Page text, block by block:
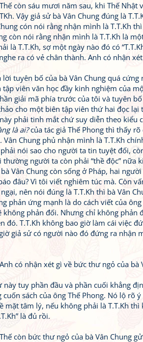
còn sáu mươi năm sau, khi Thế
Vậy giả sử bà Vân Chung đúng là
cón nói rằng nhận mình là T.T.Kh
còn nói rằng nhận mình là T.T.Kh là
là T.T.Kh, sợ một ngày nào đó có
ra có vẻ chân thành. Anh có nhận
tuyên bố của bà Vân Chung quá
tập viên văn học đầy kinh nghiệm của
giải mã phía trước của tôi và tuyên
cho một biên tập viên thứ hai đọc
phải tinh mắt chứ suy diễn theo kiểu
là ai?của tác giả Thế Phong thì thấy
Vân Chung phủ nhận mình là T.T.Kh
nói sao cho người ta tin tuyệt đối,
người ta còn phải “thề độc” nữa
bà Vân Chung còn sống ở Pháp, hai
đâu? Vì tôi viết nghiêm túc mà. Còn
nên nói đúng là T.T.Kh thì bà Vân
phản ứng mạnh là do cách viết của
không phản đối. Nhưng chỉ không
đó. T.T.Kh không bao giờ làm cái việc
giả sử có người nào đó đứng ra nhận
có nhận xét gì về bức thư ngỏ của bà
này tuy phần đầu và phần cuối khẳng
cuốn sách của ông Thế Phong. Nó lộ rõ
mặt tâm lý, nếu không phải là T.T.Kh
là đủ rồi.
còn bức thư ngỏ của bà Vân Chung